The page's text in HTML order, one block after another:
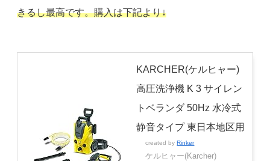
きるし最高です。購入は下記より↓
KARCHER(ケルヒャー)
高圧洗浄機 K 3 サイレン
トベランダ 50Hz 水冷式
静音タイプ 東日本地区用
created byRinker
ケルヒャー(Karcher)